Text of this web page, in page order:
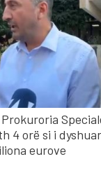
4 orë si i
eurove